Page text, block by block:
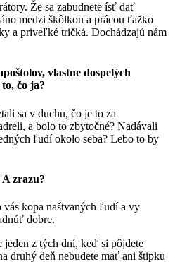
Že sa zabudnete ísť dať
medzi škôlkou a prácou ťažko
a priveľké tričká. Dochádzajú nám
vlastne dospelých
čo ja?
sa v duchu, čo je to za
a bolo to zbytočné? Nadávali
ľudí okolo seba? Lebo to by
zrazu?
vás kopa naštvaných ľudí a vy
dobre.
jeden z tých dní, keď si pôjdete
druhý deň nebudete mať ani štipku